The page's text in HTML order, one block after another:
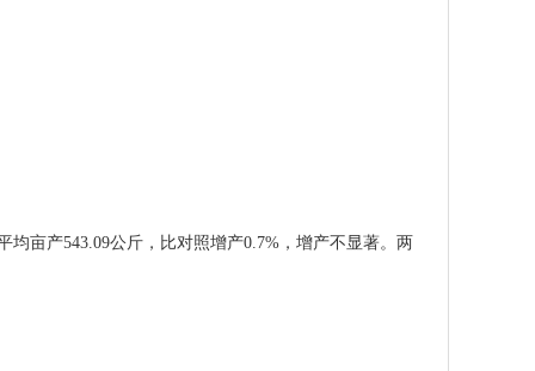
均亩产543.09公斤，比对照增产0.7%，增产不显著。两